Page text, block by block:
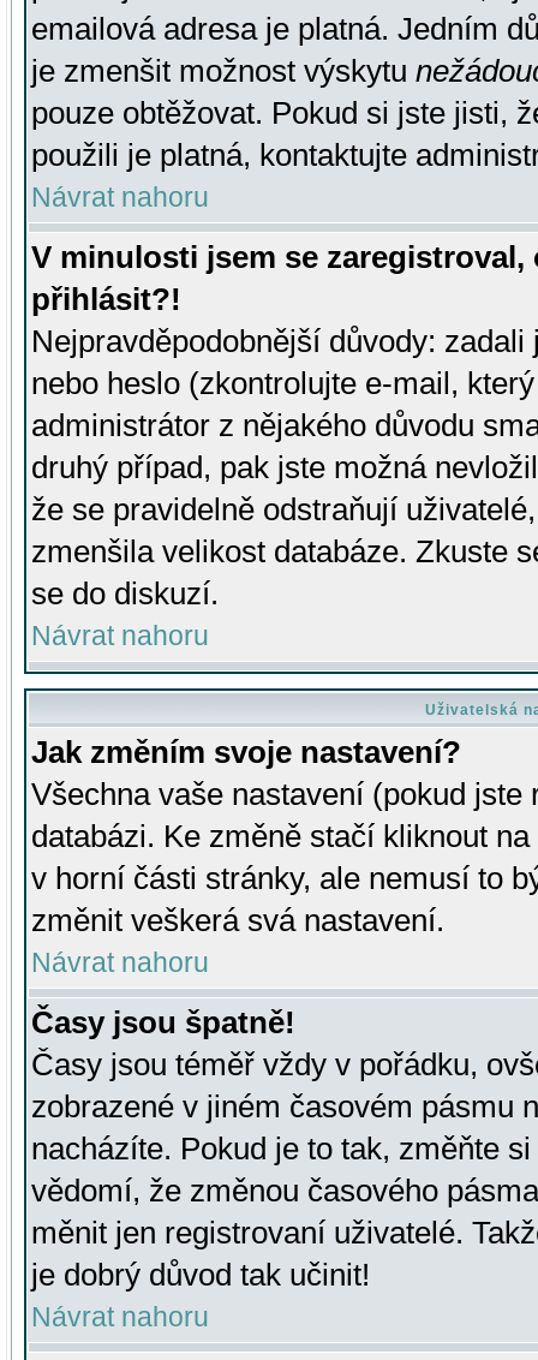
emailová adresa je platná. Jedním
je zmenšit možnost výskytu
pouze obtěžovat. Pokud si jste jisti,
použili je platná, kontaktujte
Návrat nahoru
V minulosti jsem se
přihlásit?!
Nejpravděpodobnější důvody:
nebo heslo (zkontrolujte e-mail,
administrátor z nějakého důvodu
druhý případ, pak jste možná
že se pravidelně odstraňují
zmenšila velikost databáze. Zkuste
se do diskuzí.
Návrat nahoru
Uživatelská
Jak změním svoje nastavení?
Všechna vaše nastavení (pokud
databázi. Ke změně stačí kliknout
v horní části stránky, ale nemusí to
změnit veškerá svá nastavení.
Návrat nahoru
Časy jsou špatně!
Časy jsou téměř vždy v pořádku,
zobrazené v jiném časovém pásmu
nacházíte. Pokud je to tak, změňte
vědomí, že změnou časového
měnit jen registrovaní uživatelé.
je dobrý důvod tak učinit!
Návrat nahoru